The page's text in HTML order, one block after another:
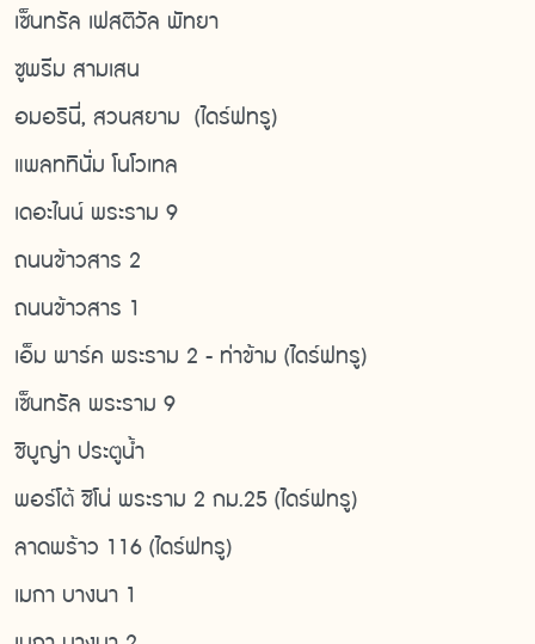
เซ็นทรัล เฟสติวัล พัทยา
ซูพรีม สามเสน
อมอรินี่, สวนสยาม (ไดร์ฟทรู)
แพลททินั่ม โนโวเทล
เดอะไนน์ พระราม 9
ถนนข้าวสาร 2
ถนนข้าวสาร 1
เอ็ม พาร์ค พระราม 2 - ท่าข้าม (ไดร์ฟทรู)
เซ็นทรัล พระราม 9
ชิบูญ่า ประตูน้ำ
พอร์โต้ ชิโน่ พระราม 2 กม.25 (ไดร์ฟทรู)
ลาดพร้าว 116 (ไดร์ฟทรู)
เมกา บางนา 1